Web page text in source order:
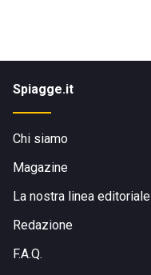
Spiagge.it
Chi siamo
Magazine
La nostra linea editoriale
Redazione
F.A.Q.